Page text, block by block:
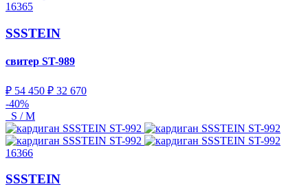
16365
SSSTEIN
свитер ST-989
₽ 54 450 ₽ 32 670
-40%
S / M
16366
SSSTEIN